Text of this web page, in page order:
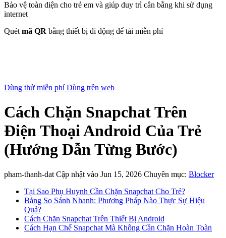
Bảo vệ toàn diện cho trẻ em và giúp duy trì cân bằng khi sử dụng
internet
Quét mã QR bằng thiết bị di động để tải miễn phí
Dùng thử miễn phíDùng trên web
Cách Chặn Snapchat Trên
Điện Thoại Android Của Trẻ
(Hướng Dẫn Từng Bước)
pham-thanh-dat Cập nhật vào Jun 15, 2026 Chuyên mục: Blocker
Tại Sao Phụ Huynh Cần Chặn Snapchat Cho Trẻ?
Bảng So Sánh Nhanh: Phương Pháp Nào Thực Sự Hiệu
Quả?
Cách Chặn Snapchat Trên Thiết Bị Android
Cách Hạn Chế Snapchat Mà Không Cần Chặn Hoàn Toàn